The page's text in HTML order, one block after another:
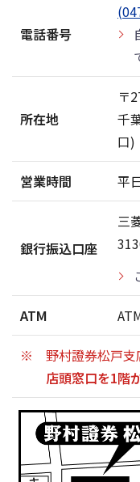
電話番号
所在地
〒
千
口)
営業時間 平
銀行振込口座
三
ATM
野村證券松戸
店頭窓口を1階